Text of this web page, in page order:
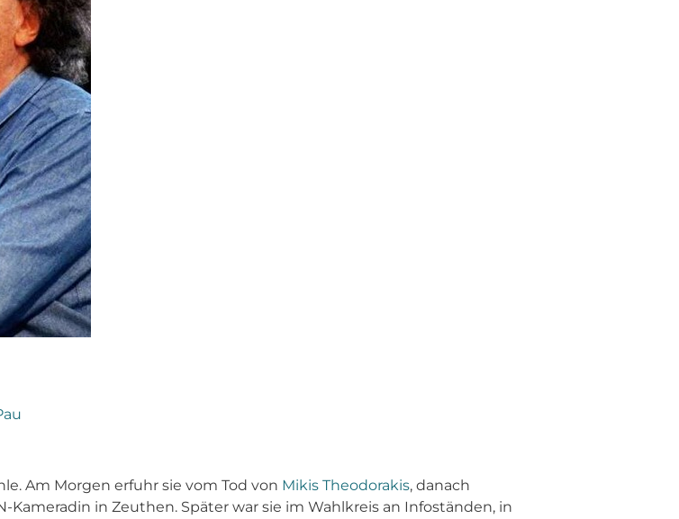
Am Morgen erfuhr sie vom Tod von Mikis Theodorakis, danach
Kameradin in Zeuthen. Später war sie im Wahlkreis an Infoständen, in